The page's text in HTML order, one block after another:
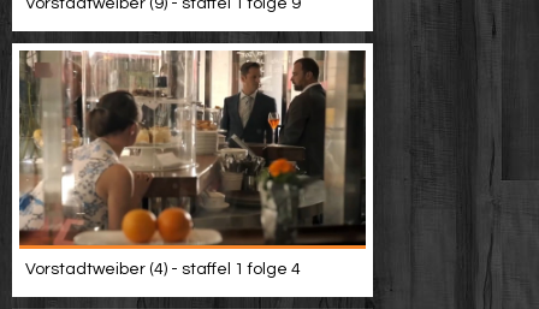
Vorstadtweiber (9) - staffel 1 folge 9
Vorstadtweiber (4) - staffel 1 folge 4